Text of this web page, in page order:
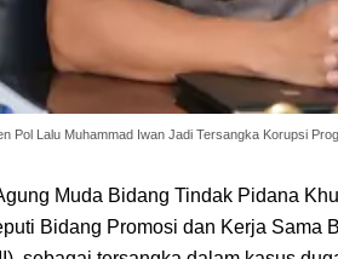
Pol Lalu Muhammad Iwan Jadi Tersangka Korupsi
Muda Bidang Tindak Pidana
Bidang Promosi dan Kerja Sama